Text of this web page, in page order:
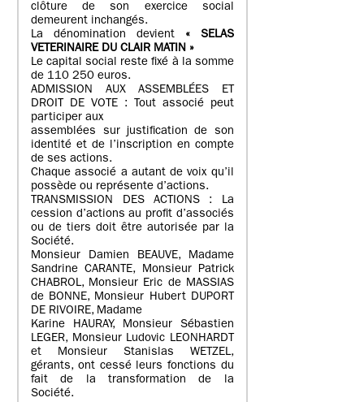
clôture de son exercice social
demeurent inchangés.
La dénomination devient « SELAS
VETERINAIRE DU CLAIR MATIN »
Le capital social reste fixé à la somme
de 110 250 euros.
ADMISSION AUX ASSEMBLÉES ET
DROIT DE VOTE : Tout associé peut
participer aux
assemblées sur justification de son
identité et de l’inscription en compte
de ses actions.
Chaque associé a autant de voix qu’il
possède ou représente d’actions.
TRANSMISSION DES ACTIONS : La
cession d’actions au profit d’associés
ou de tiers doit être autorisée par la
Société.
Monsieur Damien BEAUVE, Madame
Sandrine CARANTE, Monsieur Patrick
CHABROL, Monsieur Eric de MASSIAS
de BONNE, Monsieur Hubert DUPORT
DE RIVOIRE, Madame
Karine HAURAY, Monsieur Sébastien
LEGER, Monsieur Ludovic LEONHARDT
et Monsieur Stanislas WETZEL,
gérants, ont cessé leurs fonctions du
fait de la transformation de la
Société.